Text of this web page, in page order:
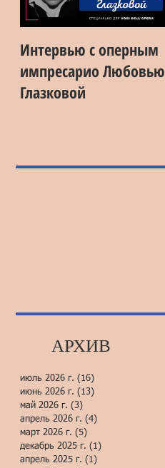
Интервью с оперным
импресарио Любовью
Глазковой
АРХИВ
июль 2026 г. (16)
июнь 2026 г. (13)
май 2026 г. (3)
апрель 2026 г. (4)
март 2026 г. (5)
декабрь 2025 г. (1)
апрель 2025 г. (1)